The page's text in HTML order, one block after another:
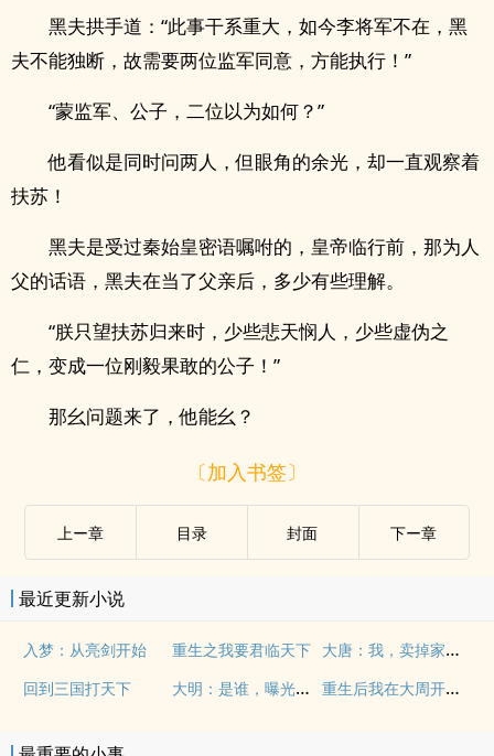
黑夫拱手道：“此事干系重大，如今李将军不在，黑
夫不能独断，故需要两位监军同意，方能执行！”
“蒙监军、公子，二位以为如何？”
他看似是同时问两人，但眼角的余光，却一直观察着
扶苏！
黑夫是受过秦始皇密语嘱咐的，皇帝临行前，那为人
父的话语，黑夫在当了父亲后，多少有些理解。
“朕只望扶苏归来时，少些悲天悯人，少些虚伪之
仁，变成一位刚毅果敢的公子！”
那幺问题来了，他能幺？
〔加入书签〕
上ー章 目录 封面 下ー章
最近更新小说
入梦：从亮剑开始 重生之我要君临天下 大唐：我，卖掉家产去投资
回到三国打天下 大明：是谁，曝光了我皇孙的身份 重生后我在大周开无双